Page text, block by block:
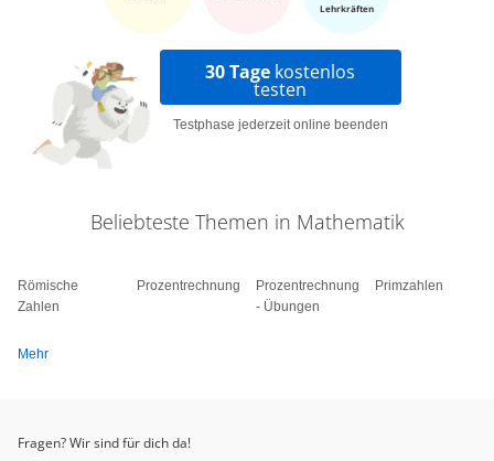
Lehrkräften
30 Tage kostenlos
testen
Testphase jederzeit online beenden
Beliebteste Themen in Mathematik
Römische
Zahlen
Prozentrechnung
Prozentrechnung
- Übungen
Primzahlen
Mehr
Fragen? Wir sind für dich da!